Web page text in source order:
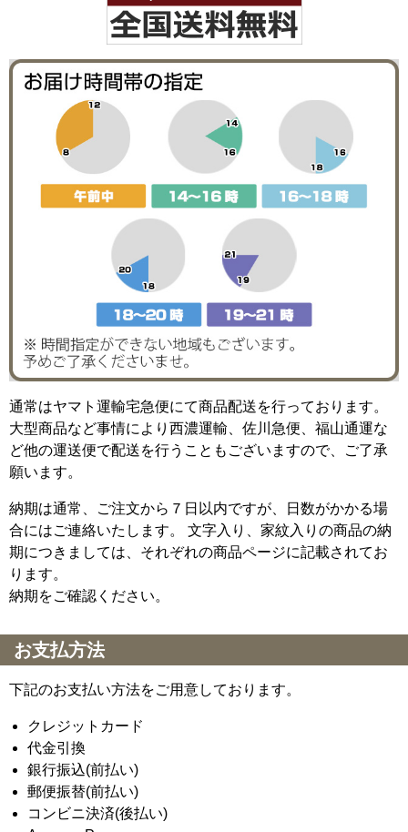
通常はヤマト運輸宅急便にて商品配送を行っております。
大型商品など事情により西濃運輸、佐川急便、福山通運な
ど他の運送便で配送を行うこともございますので、ご了承
願います。
納期は通常、ご注文から７日以内ですが、日数がかかる場
合にはご連絡いたします。 文字入り、家紋入りの商品の納
期につきましては、それぞれの商品ページに記載されてお
ります。
納期をご確認ください。
お支払方法
下記のお支払い方法をご用意しております。
クレジットカード
代金引換
銀行振込(前払い)
郵便振替(前払い)
コンビニ決済(後払い)